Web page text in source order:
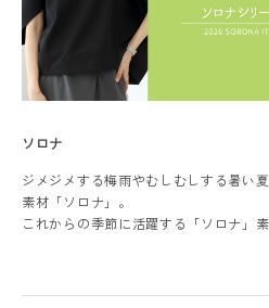
ログイン 会員登録
レディーストップス
ソロナ
ジメジメする梅雨やむしむしする暑い
素材「ソロナ」。
これからの季節に活躍する「ソロナ」